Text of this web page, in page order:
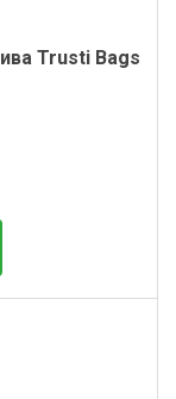
Trusti Bags